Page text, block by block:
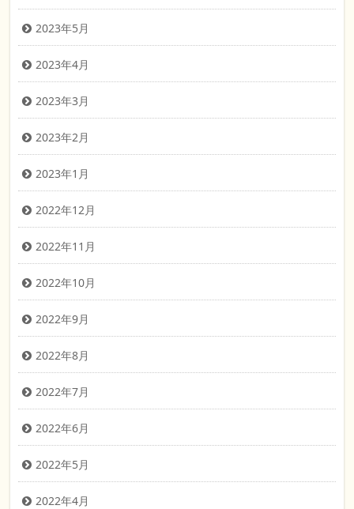
2023年5月
2023年4月
2023年3月
2023年2月
2023年1月
2022年12月
2022年11月
2022年10月
2022年9月
2022年8月
2022年7月
2022年6月
2022年5月
2022年4月